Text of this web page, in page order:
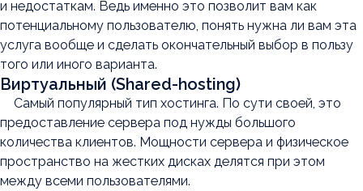
и недостаткам. Ведь именно это позволит вам как
потенциальному пользователю, понять нужна ли вам эта
услуга вообще и сделать окончательный выбор в пользу
того или иного варианта.
Виртуальный (Shared-hosting)
Самый популярный тип хостинга. По сути своей, это
предоставление сервера под нужды большого
количества клиентов. Мощности сервера и физическое
пространство на жестких дисках делятся при этом
между всеми пользователями.